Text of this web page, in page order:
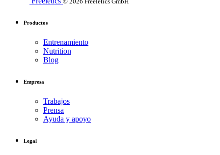
Productos
Entrenamiento
Nutrition
Blog
Empresa
Trabajos
Prensa
Ayuda y apoyo
Legal